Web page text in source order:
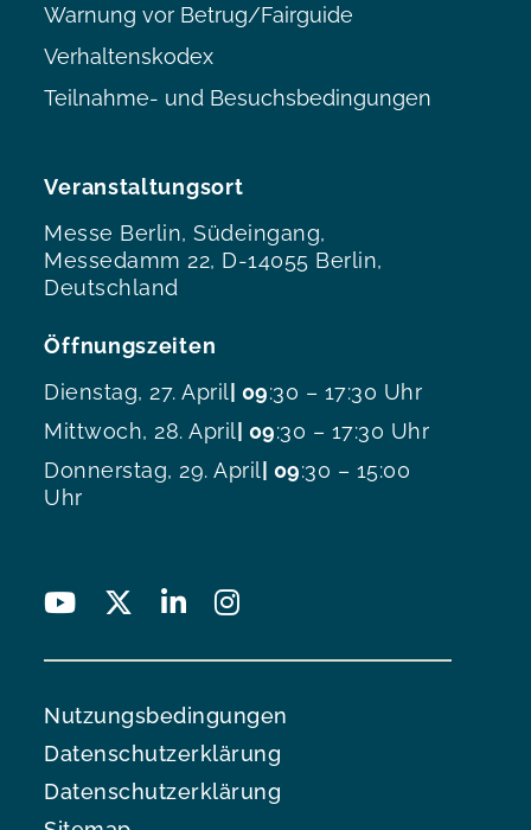
Veranstaltungsort
Messe Berlin, Südeingang,
Messedamm 22, D-14055 Berlin,
Deutschland
Öffnungszeiten
Dienstag, 27. April| 09:30 – 17:30 Uhr
Mittwoch, 28. April| 09:30 – 17:30 Uhr
Donnerstag, 29. April| 09:30 – 15:00
Uhr
Warnung vor Betrug/Fairguide
Verhaltenskodex
Teilnahme- und Besuchsbedingungen
Nutzungsbedingungen
Datenschutzerklärung
Datenschutzerklärung